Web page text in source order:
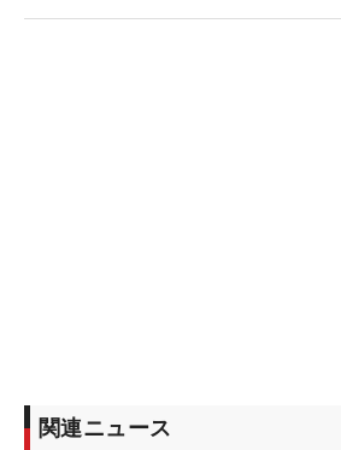
関連ニュース